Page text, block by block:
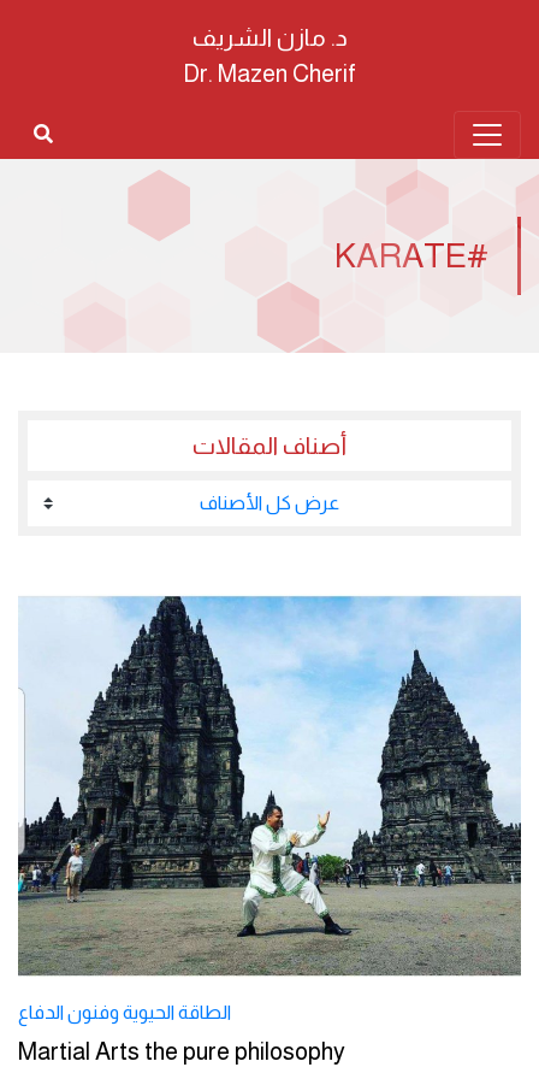
د. مازن الشريف
Dr. Mazen Cherif
#KARATE
أصناف المقالات
عرض كل الأصناف
الطاقة الحيوية وفنون الدفاع
Martial Arts the pure philosophy